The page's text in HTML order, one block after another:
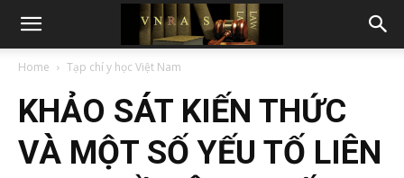
Home Tạp chí y học Việt Nam
KHẢO SÁT KIẾN THỨC
VÀ MỘT SỐ YẾU TỐ LIÊN